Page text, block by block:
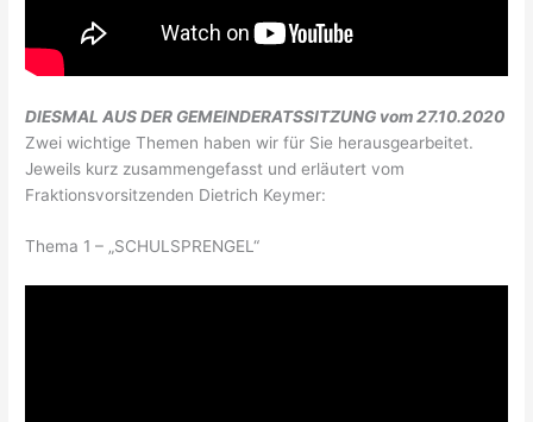
DIESMAL AUS DER GEMEINDERATSSITZUNG vom 27.10.2020
Zwei wichtige Themen haben wir für Sie herausgearbeitet.
Jeweils kurz zusammengefasst und erläutert vom
Fraktionsvorsitzenden Dietrich Keymer:
Thema 1 – „SCHULSPRENGEL“